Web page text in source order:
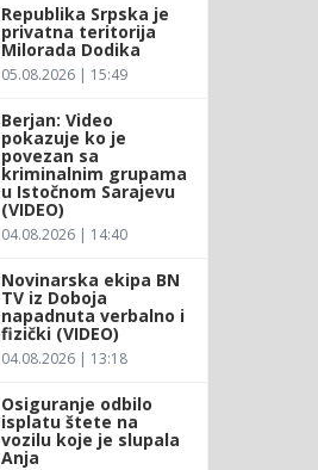
Republika Srpska je
privatna teritorija
Milorada Dodika
05.08.2026 | 15:49
Berjan: Video
pokazuje ko je
povezan sa
kriminalnim grupama
u Istočnom Sarajevu
(VIDEO)
04.08.2026 | 14:40
Novinarska ekipa BN
TV iz Doboja
napadnuta verbalno i
fizički (VIDEO)
04.08.2026 | 13:18
Osiguranje odbilo
isplatu štete na
vozilu koje je slupala
Anja